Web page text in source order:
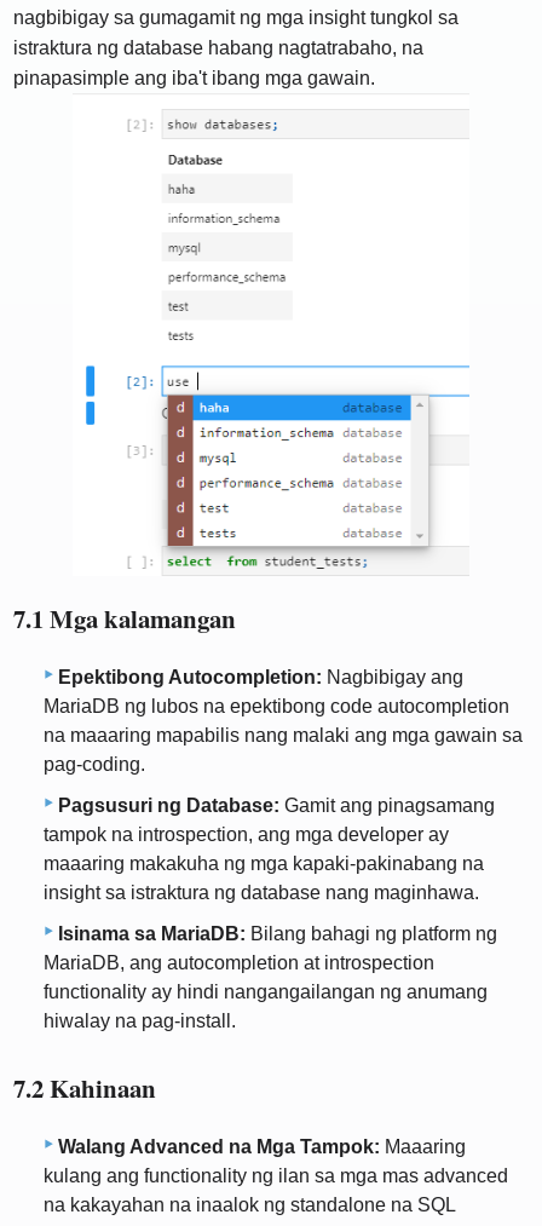
nagbibigay sa gumagamit ng mga insight tungkol sa
istraktura ng database habang nagtatrabaho, na
pinapasimple ang iba't ibang mga gawain.
7.1 Mga kalamangan
Epektibong Autocompletion: Nagbibigay ang
MariaDB ng lubos na epektibong code autocompletion
na maaaring mapabilis nang malaki ang mga gawain sa
pag-coding.
Pagsusuri ng Database: Gamit ang pinagsamang
tampok na introspection, ang mga developer ay
maaaring makakuha ng mga kapaki-pakinabang na
insight sa istraktura ng database nang maginhawa.
Isinama sa MariaDB: Bilang bahagi ng platform ng
MariaDB, ang autocompletion at introspection
functionality ay hindi nangangailangan ng anumang
hiwalay na pag-install.
7.2 Kahinaan
Walang Advanced na Mga Tampok: Maaaring
kulang ang functionality ng ilan sa mga mas advanced
na kakayahan na inaalok ng standalone na SQL